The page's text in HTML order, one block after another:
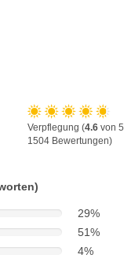
Verpflegung (4.6 von 5,
1504 Bewertungen)
29%
51%
4%